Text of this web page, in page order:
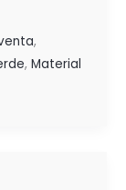
,
, Material